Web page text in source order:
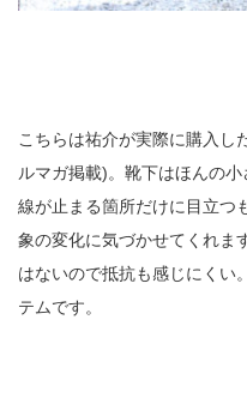
こちらは祐介が実際に購入し
ルマガ掲載)。靴下はほんの
線が止まる箇所だけに目立つ
象の変化に気づかせてくれま
はないので抵抗も感じにくい
テムです。